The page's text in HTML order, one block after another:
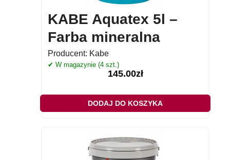
KABE Aquatex 5l –
Farba mineralna
Producent: Kabe
✔ W magazynie (4 szt.)
145.00zł
DODAJ DO KOSZYKA